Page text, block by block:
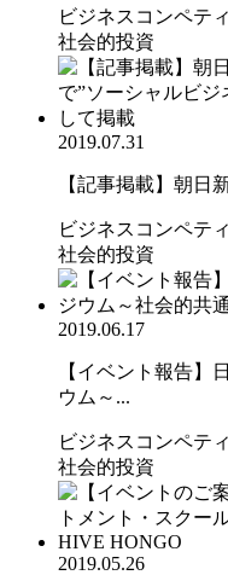
ビジネスコンペテ
社会的投資
2019.07.31
【記事掲載】朝日
ビジネスコンペテ
社会的投資
2019.06.17
【イベント報告】
ウム～...
ビジネスコンペテ
社会的投資
2019.05.26